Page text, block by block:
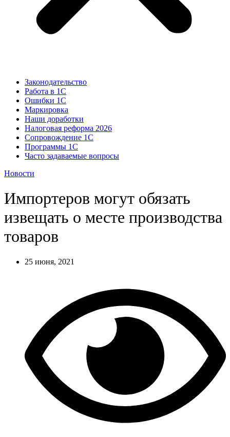
Законодательство
Работа в 1С
Ошибки 1С
Маркировка
Наши доработки
Налоговая реформа 2026
Сопровождение 1С
Программы 1С
Часто задаваемые вопросы
Новости
Импортеров могут обязать
извещать о месте производства
товаров
25 июня, 2021